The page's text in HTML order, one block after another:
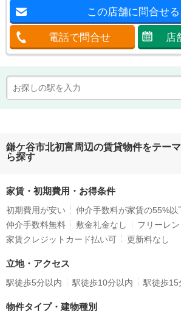
この店舗に問合せる
電話で問合せ 店
鎌ケ谷市北初富周辺の賃貸物件をテー
ら探す
家賃・初期費用・お得条件
初期費用が安い
仲介手数料が家賃の55%以
仲介手数料無料
敷金礼金なし フリーレン
家賃クレジットカード払い可
更新料なし
立地・アクセス
駅徒歩5分以内 駅徒歩10分以内 駅徒歩15
物件タイプ・建物種別